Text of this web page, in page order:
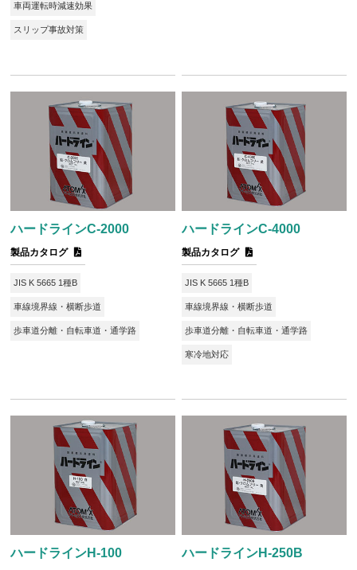
車両運転時減速効果
スリップ事故対策
ハードラインC-2000
製品カタログ
JIS K 5665 1種B
車線境界線・横断歩道
歩車道分離・自転車道・通学路
ハードラインC-4000
製品カタログ
JIS K 5665 1種B
車線境界線・横断歩道
歩車道分離・自転車道・通学路
寒冷地対応
ハードラインH-100 ハードラインH-250B